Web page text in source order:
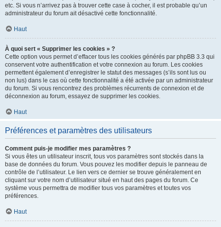
etc. Si vous n’arrivez pas à trouver cette case à cocher, il est probable qu’un
administrateur du forum ait désactivé cette fonctionnalité.
Haut
À quoi sert « Supprimer les cookies » ?
Cette option vous permet d’effacer tous les cookies générés par phpBB 3.3 qui
conservent votre authentification et votre connexion au forum. Les cookies
permettent également d’enregistrer le statut des messages (s’ils sont lus ou
non lus) dans le cas où cette fonctionnalité a été activée par un administrateur
du forum. Si vous rencontrez des problèmes récurrents de connexion et de
déconnexion au forum, essayez de supprimer les cookies.
Haut
Préférences et paramètres des utilisateurs
Comment puis-je modifier mes paramètres ?
Si vous êtes un utilisateur inscrit, tous vos paramètres sont stockés dans la
base de données du forum. Vous pouvez les modifier depuis le panneau de
contrôle de l’utilisateur. Le lien vers ce dernier se trouve généralement en
cliquant sur votre nom d’utilisateur situé en haut des pages du forum. Ce
système vous permettra de modifier tous vos paramètres et toutes vos
préférences.
Haut